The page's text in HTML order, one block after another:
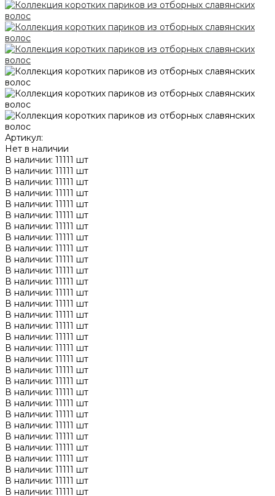
Артикул:
Нет в наличии
В наличии: 11111 шт
В наличии: 11111 шт
В наличии: 11111 шт
В наличии: 11111 шт
В наличии: 11111 шт
В наличии: 11111 шт
В наличии: 11111 шт
В наличии: 11111 шт
В наличии: 11111 шт
В наличии: 11111 шт
В наличии: 11111 шт
В наличии: 11111 шт
В наличии: 11111 шт
В наличии: 11111 шт
В наличии: 11111 шт
В наличии: 11111 шт
В наличии: 11111 шт
В наличии: 11111 шт
В наличии: 11111 шт
В наличии: 11111 шт
В наличии: 11111 шт
В наличии: 11111 шт
В наличии: 11111 шт
В наличии: 11111 шт
В наличии: 11111 шт
В наличии: 11111 шт
В наличии: 11111 шт
В наличии: 11111 шт
В наличии: 11111 шт
В наличии: 11111 шт
В наличии: 11111 шт